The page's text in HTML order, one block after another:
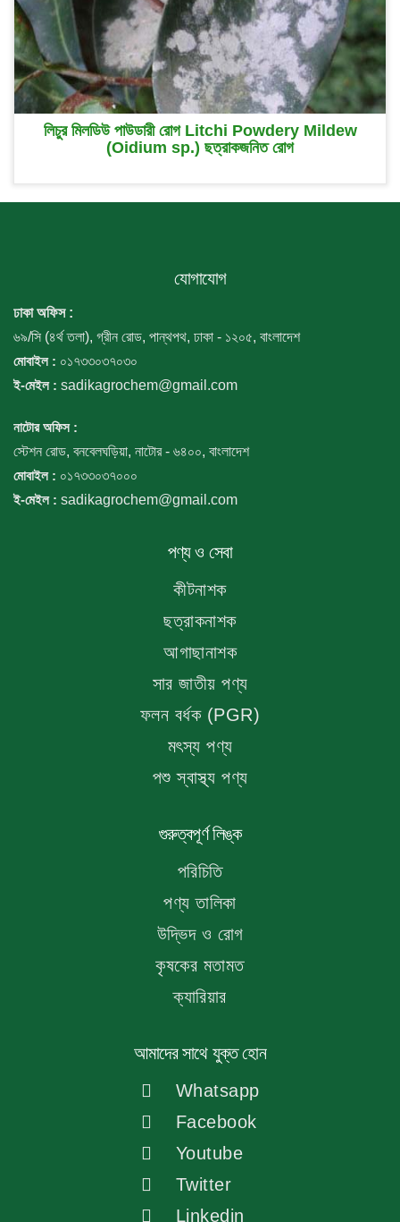
লিচুর মিলডিউ পাউডারী রোগ Litchi Powdery Mildew
(Oidium sp.) ছত্রাকজনিত রোগ
যোগাযোগ
ঢাকা অফিস :
৬৯/সি (৪র্থ তলা), গ্রীন রোড, পান্থপথ, ঢাকা - ১২০৫, বাংলাদেশ
মোবাইল : ০১৭৩৩০৩৭০৩০
ই-মেইল : sadikagrochem@gmail.com
নাটোর অফিস :
স্টেশন রোড, বনবেলঘড়িয়া, নাটোর - ৬৪০০, বাংলাদেশ
মোবাইল : ০১৭৩৩০৩৭০০০
ই-মেইল : sadikagrochem@gmail.com
পণ্য ও সেবা
কীটনাশক
ছত্রাকনাশক
আগাছানাশক
সার জাতীয় পণ্য
ফলন বর্ধক (PGR)
মৎস্য পণ্য
পশু স্বাস্থ্য পণ্য
গুরুত্বপূর্ণ লিঙ্ক
পরিচিতি
পণ্য তালিকা
উদ্ভিদ ও রোগ
কৃষকের মতামত
ক্যারিয়ার
আমাদের সাথে যুক্ত হোন
Whatsapp
Facebook
Youtube
Twitter
Linkedin